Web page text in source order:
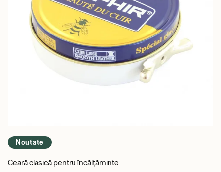
Noutate
Ceară clasică pentru încălțăminte